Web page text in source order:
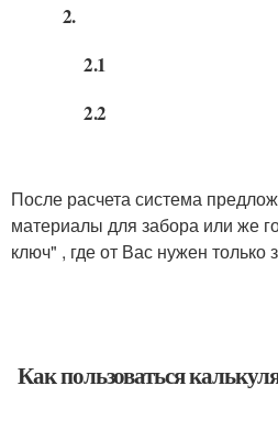
2.
2.1
2.2
После расчета система
материалы для забора или же
ключ" , где от Вас нужен только
Как пользоваться